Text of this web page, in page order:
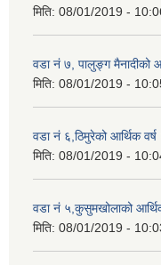
मिति: 08/01/2019 -
वडा नं ७, पालुङ्ग मैनादीको
मिति: 08/01/2019 -
वडा नं ६,ठिमुरेको आर्थिक
मिति: 08/01/2019 -
वडा नं ५,कुसुमखोलाको
मिति: 08/01/2019 -